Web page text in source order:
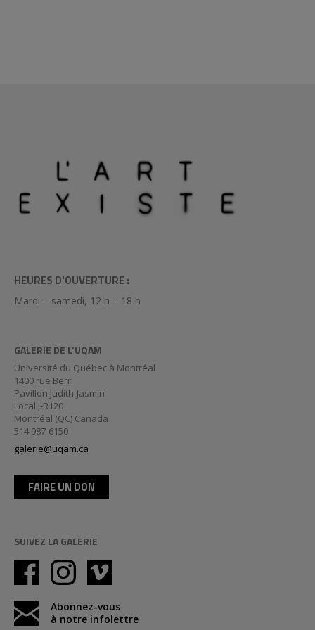
HEURES D'OUVERTURE :
Mardi – samedi, 12 h – 18 h
GALERIE DE L’UQAM
Université du Québec à Montréal
1400 rue Berri
Pavillon Judith-Jasmin
Local J-R120
Montréal (QC) Canada
514 987-6150
galerie@uqam.ca
FAIRE UN DON
SUIVEZ LA GALERIE
Abonnez-vous
à notre infolettre